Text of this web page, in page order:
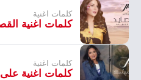
كلمات اغنية
كلمات اغنية
كلمات اغنية
كلمات اغنية على